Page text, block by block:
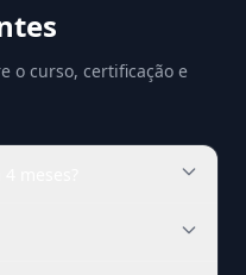
o curso, certificação e